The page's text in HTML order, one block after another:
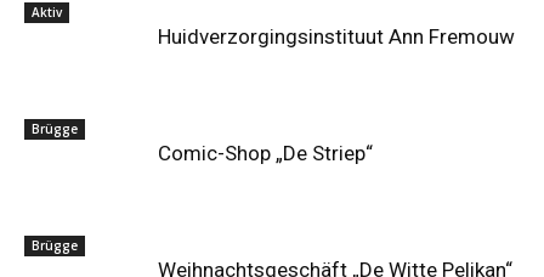
Aktiv
Huidverzorgingsinstituut Ann Fremouw
Brügge
Comic-Shop „De Striep“
Brügge
Weihnachtsgeschäft „De Witte Pelikan“